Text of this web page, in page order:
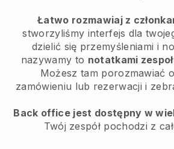
Łatwo rozmawiaj z
stworzyliśmy interfejs dla
dzielić się przemyśleniami i
nazywamy to notatkami
Możesz tam porozmawiać
zamówieniu lub rezerwacji i
Back office jest dostępny w
Twój zespół pochodzi z